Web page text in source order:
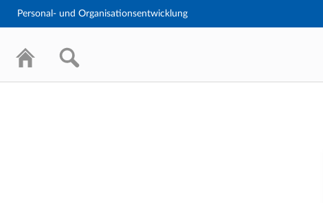
Personal- und Organisationsentwicklung